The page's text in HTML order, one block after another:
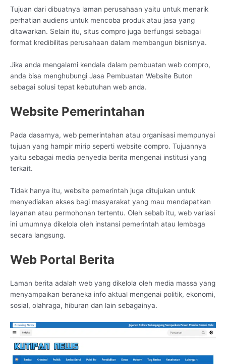
Tujuan dari dibuatnya laman perusahaan yaitu untuk menarik
perhatian audiens untuk mencoba produk atau jasa yang
ditawarkan. Selain itu, situs compro juga berfungsi sebagai
format kredibilitas perusahaan dalam membangun bisnisnya.
Jika anda mengalami kendala dalam pembuatan web compro,
anda bisa menghubungi Jasa Pembuatan Website Buton
sebagai solusi tepat kebutuhan web anda.
Website Pemerintahan
Pada dasarnya, web pemerintahan atau organisasi mempunyai
tujuan yang hampir mirip seperti website compro. Tujuannya
yaitu sebagai media penyedia berita mengenai institusi yang
terkait.
Tidak hanya itu, website pemerintah juga ditujukan untuk
menyediakan akses bagi masyarakat yang mau mendapatkan
layanan atau permohonan tertentu. Oleh sebab itu, web variasi
ini umumnya dikelola oleh instansi pemerintah atau lembaga
secara langsung.
Web Portal Berita
Laman berita adalah web yang dikelola oleh media massa yang
menyampaikan beraneka info aktual mengenai politik, ekonomi,
sosial, olahraga, hiburan dan lain sebagainya.